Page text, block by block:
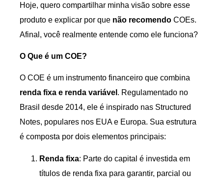
Hoje, quero compartilhar minha visão sobre esse
produto e explicar por que não recomendo COEs.
Afinal, você realmente entende como ele funciona?
O Que é um COE?
O COE é um instrumento financeiro que combina
renda fixa e renda variável . Regulamentado no
Brasil desde 2014, ele é inspirado nas Structured
Notes, populares nos EUA e Europa. Sua estrutura
é composta por dois elementos principais:
Renda fixa: Parte do capital é investida em
títulos de renda fixa para garantir, parcial ou